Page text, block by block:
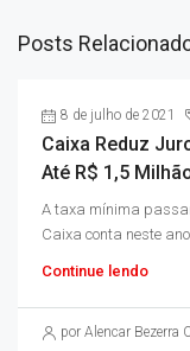
Posts
8 de julho de 2021
Caixa Reduz
Até R$ 1,5
A taxa mínima
Caixa conta neste
Continue lendo
por Alencar Bezerra